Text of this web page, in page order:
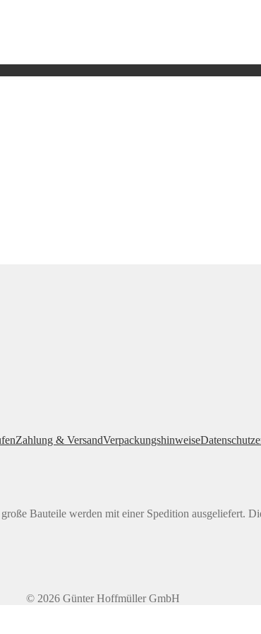
Zahlung & VersandVerpackungshinweise
Bauteile werden mit einer Spedition ausgeliefert.
© 2026 Günter Hoffmüller GmbH